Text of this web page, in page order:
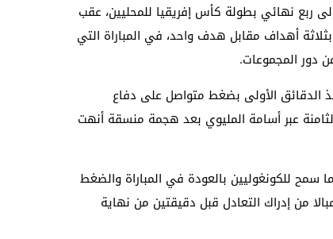
ربع نهائي بطولة كأس إفريقيا للمحليين، عقب
أهداف مقابل هدف واحد، في المباراة التي
دور المجموعات.
الدقائق الأولى بضغط متواصل على دفاع
عبر أسامة المليوي بعد هجمة منسقة أنهت
سمح للكونغوليين بالعودة في المباراة والضغط
من إدراك التعادل قبل دقيقتين من نهاية